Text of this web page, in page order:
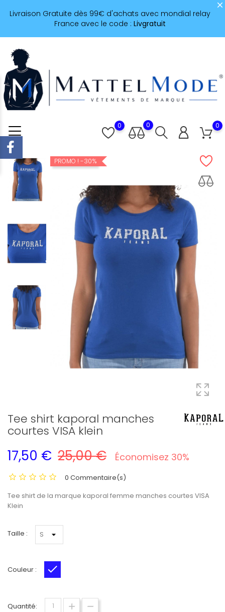
Livraison Gratuite dès 99€ d'achats avec mondial relay
France avec le code : Livgratuit
0
0
0
PROMO ! -30%
Tee shirt kaporal manches
courtes VISA klein
17,50 € 25,00 € Économisez 30%
0 Commentaire(s)
Tee shirt de la marque kaporal femme manches courtes VISA
Klein
Taille :
Couleur :
Quantité: